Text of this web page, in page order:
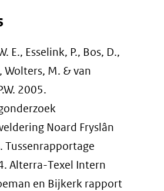
E., Esselink, P., Bos, D.,
Wolters, M. & van
2005.
Noard Fryslân
Tussenrapportage
Alterra-Texel Intern
en Bijkerk rapport